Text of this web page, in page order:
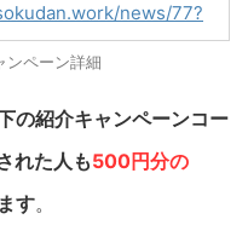
news/77?
ンペーン詳細
の紹介キャンペーンコー
れた人も500円分の
す。